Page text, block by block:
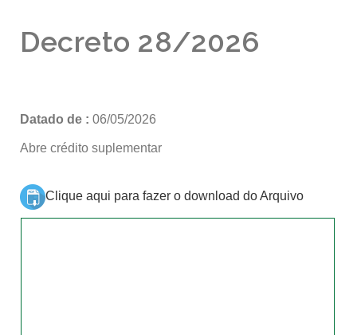
Decreto 28/2026
Datado de : 06/05/2026
Abre crédito suplementar
Clique aqui para fazer o download do Arquivo